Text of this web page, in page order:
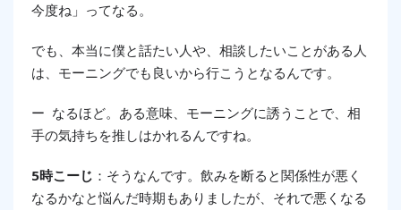
今度ね」ってなる。
でも、本当に僕と話たい人や、相談したいことがある人
は、モーニングでも良いから行こうとなるんです。
ー なるほど。ある意味、モーニングに誘うことで、相
手の気持ちを推しはかれるんですね。
5時こーじ ：そうなんです。飲みを断ると関係性が悪く
なるかなと悩んだ時期もありましたが、それで悪くなる